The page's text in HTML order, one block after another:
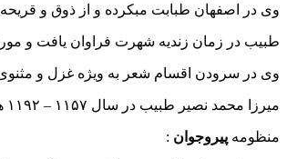
وی در اصفهان طبابت مبکرده و از ذوق و
طبیب در زمان زندیه شهرت فراوان یافت و
وی در سرودن اقسام شعر به ویژه غزل و مثنوی
میرزا محمد نصیر طبیب در سال ۱۱۵۷ – ۱۱۹۲ هجری – چشم از جهان فرو بست
منظومه پیروجوان :